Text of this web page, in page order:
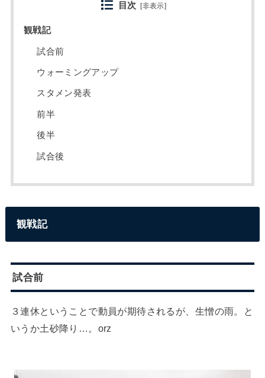
目次 [非表示]
観戦記
試合前
ウォーミングアップ
スタメン発表
前半
後半
試合後
観戦記
試合前
３連休ということで動員が期待されるが、生憎の雨。と
いうか土砂降り…。orz